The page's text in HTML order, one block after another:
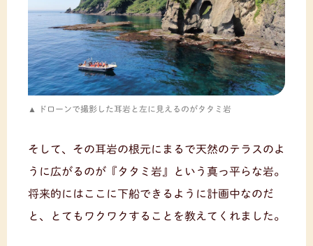
ドローンで撮影した耳岩と左に見えるのがタタミ岩
そして、その耳岩の根元にまるで天然のテラスのよ
うに広がるのが『タタミ岩』という真っ平らな岩。
将来的にはここに下船できるように計画中なのだ
と、とてもワクワクすることを教えてくれました。